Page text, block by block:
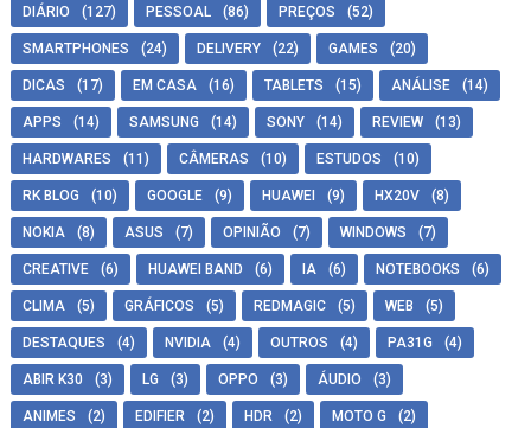
DIÁRIO (127) PESSOAL (86) PREÇOS (52)
SMARTPHONES (24) DELIVERY (22) GAMES (20)
DICAS (17) EM CASA (16) TABLETS (15) ANÁLISE (14)
APPS (14) SAMSUNG (14) SONY (14) REVIEW (13)
HARDWARES (11) CÂMERAS (10) ESTUDOS (10)
RK BLOG (10) GOOGLE (9) HUAWEI (9) HX20V (8)
NOKIA (8) ASUS (7) OPINIÃO (7) WINDOWS (7)
CREATIVE (6) HUAWEI BAND (6) IA (6) NOTEBOOKS (6)
CLIMA (5) GRÁFICOS (5) REDMAGIC (5) WEB (5)
DESTAQUES (4) NVIDIA (4) OUTROS (4) PA31G (4)
ABIR K30 (3) LG (3) OPPO (3) ÁUDIO (3)
ANIMES (2) EDIFIER (2) HDR (2) MOTO G (2)